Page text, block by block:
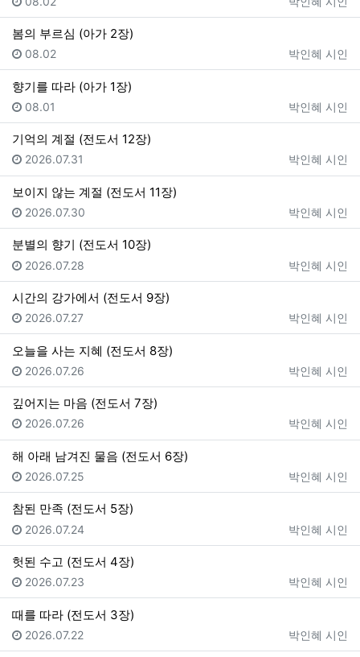
봄의 부르심 (아가 2장)
등록자
박인혜 시인
등록일
08.02
향기를 따라 (아가 1장)
등록자
박인혜 시인
등록일
08.01
기억의 계절 (전도서 12장)
등록자
박인혜 시인
등록일
2026.07.31
보이지 않는 계절 (전도서 11장)
등록자
박인혜 시인
등록일
2026.07.30
분별의 향기 (전도서 10장)
등록자
박인혜 시인
등록일
2026.07.28
시간의 강가에서 (전도서 9장)
등록자
박인혜 시인
등록일
2026.07.27
오늘을 사는 지혜 (전도서 8장)
등록자
박인혜 시인
등록일
2026.07.26
깊어지는 마음 (전도서 7장)
등록자
박인혜 시인
등록일
2026.07.26
해 아래 남겨진 물음 (전도서 6장)
등록자
박인혜 시인
등록일
2026.07.25
참된 만족 (전도서 5장)
등록자
박인혜 시인
등록일
2026.07.24
헛된 수고 (전도서 4장)
등록자
박인혜 시인
등록일
2026.07.23
때를 따라 (전도서 3장)
등록자
박인혜 시인
등록일
2026.07.22